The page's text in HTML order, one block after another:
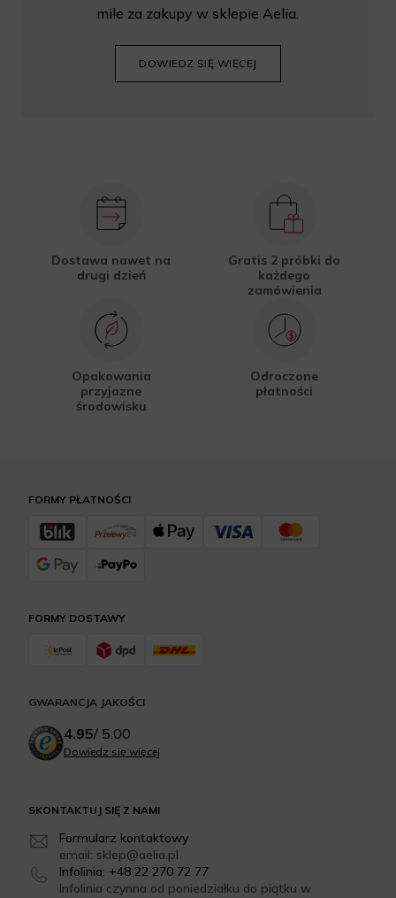
mile za zakupy w sklepie Aelia.
DOWIEDZ SIĘ WIĘCEJ
Dostawa nawet na
drugi dzień
Gratis 2 próbki do
każdego
zamówienia
Opakowania
przyjazne
środowisku
Odroczone
płatności
SKONTAKTUJ SIĘ Z NAMI
Formularz kontaktowy
email: sklep@aelia.pl
Infolinia: +48 22 270 72 77
Infolinia czynna od poniedziałku do piątku w
FORMY DOSTAWY
FORMY PŁATNOŚCI
GWARANCJA JAKOŚCI
4.95/ 5.00
Dowiedz się więcej